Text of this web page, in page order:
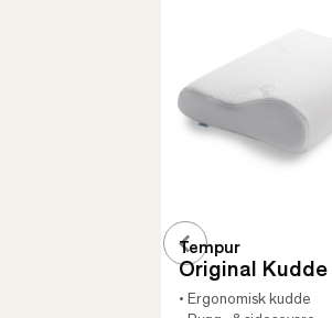
Tempur
Original Kudde
• Ergonomisk kudde